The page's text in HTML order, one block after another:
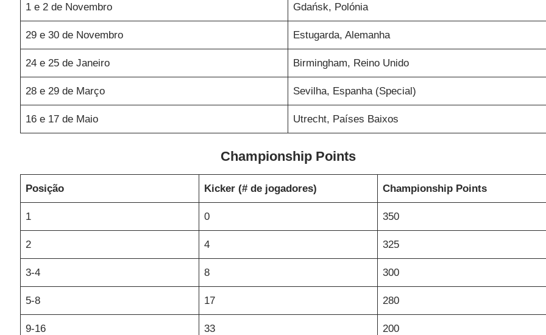
1 e 2 de Novembro Gdańsk, Polónia
29 e 30 de Novembro Estugarda, Alemanha
24 e 25 de Janeiro Birmingham, Reino Unido
28 e 29 de Março Sevilha, Espanha (Special)
16 e 17 de Maio Utrecht, Países Baixos
Championship Points
Posição Kicker (# de jogadores) Championship Points
1 0 350
2 4 325
3-4 8 300
5-8 17 280
9-16 33 200